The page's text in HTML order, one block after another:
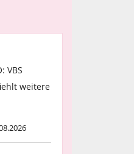
VBS
weitere